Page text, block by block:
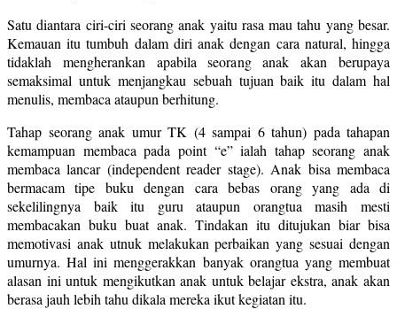
Satu diantara ciri-ciri seorang anak yaitu rasa mau tahu yang besar.
Kemauan itu tumbuh dalam diri anak dengan cara natural, hingga
tidaklah mengherankan apabila seorang anak akan berupaya
semaksimal untuk menjangkau sebuah tujuan baik itu dalam hal
menulis, membaca ataupun berhitung.
Tahap seorang anak umur TK (4 sampai 6 tahun) pada tahapan
kemampuan membaca pada point “e” ialah tahap seorang anak
membaca lancar (independent reader stage). Anak bisa membaca
bermacam tipe buku dengan cara bebas orang yang ada di
sekelilingnya baik itu guru ataupun orangtua masih mesti
membacakan buku buat anak. Tindakan itu ditujukan biar bisa
memotivasi anak utnuk melakukan perbaikan yang sesuai dengan
umurnya. Hal ini menggerakkan banyak orangtua yang membuat
alasan ini untuk mengikutkan anak untuk belajar ekstra, anak akan
berasa jauh lebih tahu dikala mereka ikut kegiatan itu.